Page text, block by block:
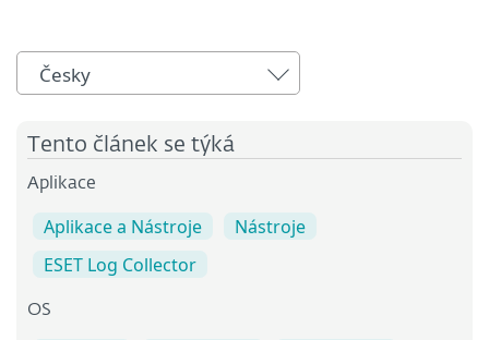
Česky
Tento článek se týká
Aplikace
Aplikace a Nástroje
Nástroje
ESET Log Collector
OS